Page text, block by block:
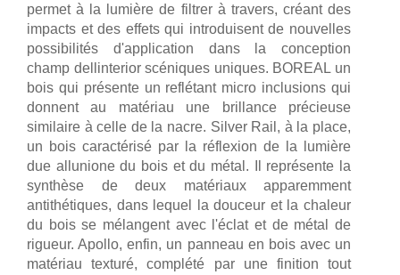
permet à la lumière de filtrer à travers, créant des
impacts et des effets qui introduisent de nouvelles
possibilités d'application dans la conception
champ dellinterior scéniques uniques. BOREAL un
bois qui présente un reflétant micro inclusions qui
donnent au matériau une brillance précieuse
similaire à celle de la nacre. Silver Rail, à la place,
un bois caractérisé par la réflexion de la lumière
due allunione du bois et du métal. Il représente la
synthèse de deux matériaux apparemment
antithétiques, dans lequel la douceur et la chaleur
du bois se mélangent avec l'éclat et de métal de
rigueur. Apollo, enfin, un panneau en bois avec un
matériau texturé, complété par une finition tout